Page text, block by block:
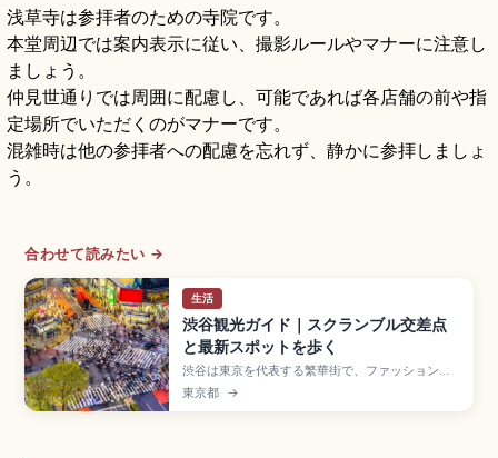
浅草寺は参拝者のための寺院です。
本堂周辺では案内表示に従い、撮影ルールやマナーに注意し
ましょう。
仲見世通りでは周囲に配慮し、可能であれば各店舗の前や指
定場所でいただくのがマナーです。
混雑時は他の参拝者への配慮を忘れず、静かに参拝しましょ
う。
合わせて読みたい →
生活
渋谷観光ガイド｜スクランブル交差点
と最新スポットを歩く
渋谷は東京を代表する繁華街で、ファッションと
トレンドが集まる若者文化の発信地。青信号で多
い時には約3,000人が一度に横断するスクランブ
東京都 →